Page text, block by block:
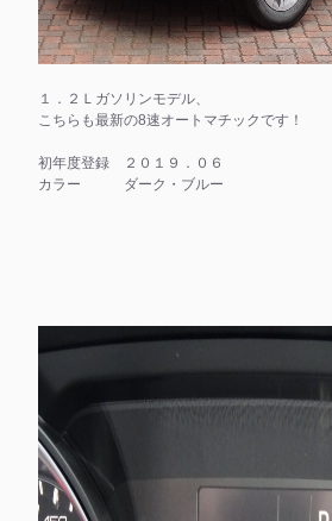
１．２Ｌガソリンモデル、
こちらも最新の8速オートマチックです！
初年度登録 ２０１９．０６
カラー ダーク・ブルー